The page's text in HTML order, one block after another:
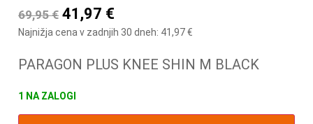
69,95€ 41,97 €
Najnižja cena v zadnjih 30 dneh: 41,97€
PARAGON PLUS KNEE SHIN M BLACK
1 NA ZALOGI